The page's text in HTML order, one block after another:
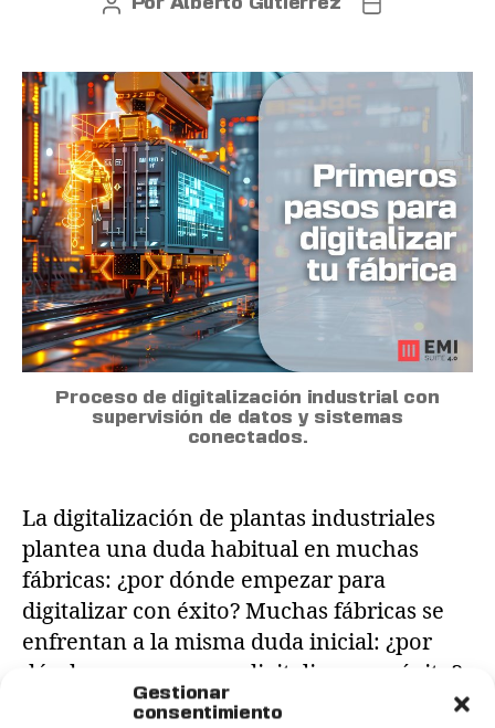
Gestionar
consentimiento
Por Alberto Gutierrez
Proceso de digitalización industrial con
supervisión de datos y sistemas
conectados.
La digitalización de plantas industriales
plantea una duda habitual en muchas
fábricas: ¿por dónde empezar para
digitalizar con éxito? Muchas fábricas se
enfrentan a la misma duda inicial: ¿por
dónde empezar para digitalizar con éxito?
La transformación digital industrial es un